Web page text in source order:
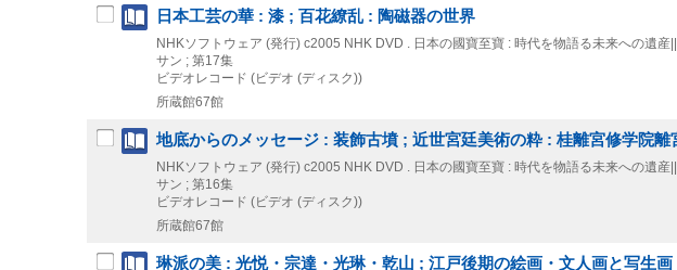
日本工芸の華 : 漆 ; 百花繚乱 : 陶磁器の世界
NHKソフトウェア (発行) c2005 NHK DVD . 日本の國寶至寶 : 時代を物語る未来への遺
サン ; 第17集
ビデオレコード (ビデオ (ディスク))
所蔵館67館
地底からのメッセージ : 装飾古墳 ; 近世宮廷美術の粋 : 桂離宮修学院離
NHKソフトウェア (発行) c2005 NHK DVD . 日本の國寶至寶 : 時代を物語る未来への遺
サン ; 第16集
ビデオレコード (ビデオ (ディスク))
所蔵館67館
琳派の美 : 光悦・宗達・光琳・乾山 ; 江戸後期の絵画・文人画と写生画